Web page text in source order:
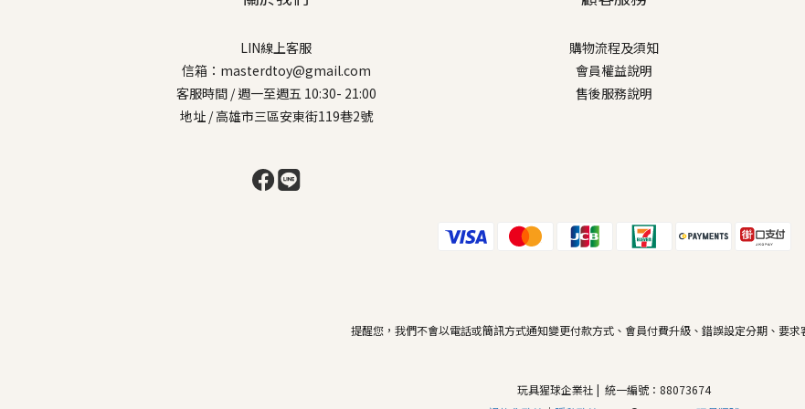
LIN線上客服
信箱：masterdtoy@gmail.com
客服時間 / 週一至週五 10:30- 21:00
地址 / 高雄市三區安東街119巷2號
購物流程及須知
會員權益說明
售後服務說明
提醒您，我們不會以電話或簡訊方式通知變更付款方式、會員付費升級、錯誤設定分期、要求
玩具猩球企業社 | 統一編號：88073674